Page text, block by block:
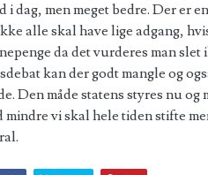
i dag, men meget bedre. Der er
alle skal have lige adgang,
da det vurderes man slet
kan der godt mangle og
Den måde statens styres nu
mindre vi skal hele tiden stifte